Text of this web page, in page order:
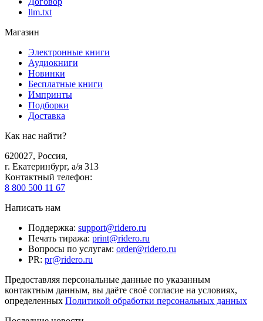
llm.txt
Магазин
Электронные книги
Аудиокниги
Новинки
Бесплатные книги
Импринты
Подборки
Доставка
Как нас найти?
620027, Россия,
г. Екатеринбург, а/я 313
Контактный телефон:
8 800 500 11 67
Написать нам
Поддержка: support@ridero.ru
Печать тиража: print@ridero.ru
Вопросы по услугам: order@ridero.ru
PR: pr@ridero.ru
Предоставляя персональные данные по указанным
контактным данным, вы даёте своё согласие на условиях,
определенных Политикой обработки персональных данных